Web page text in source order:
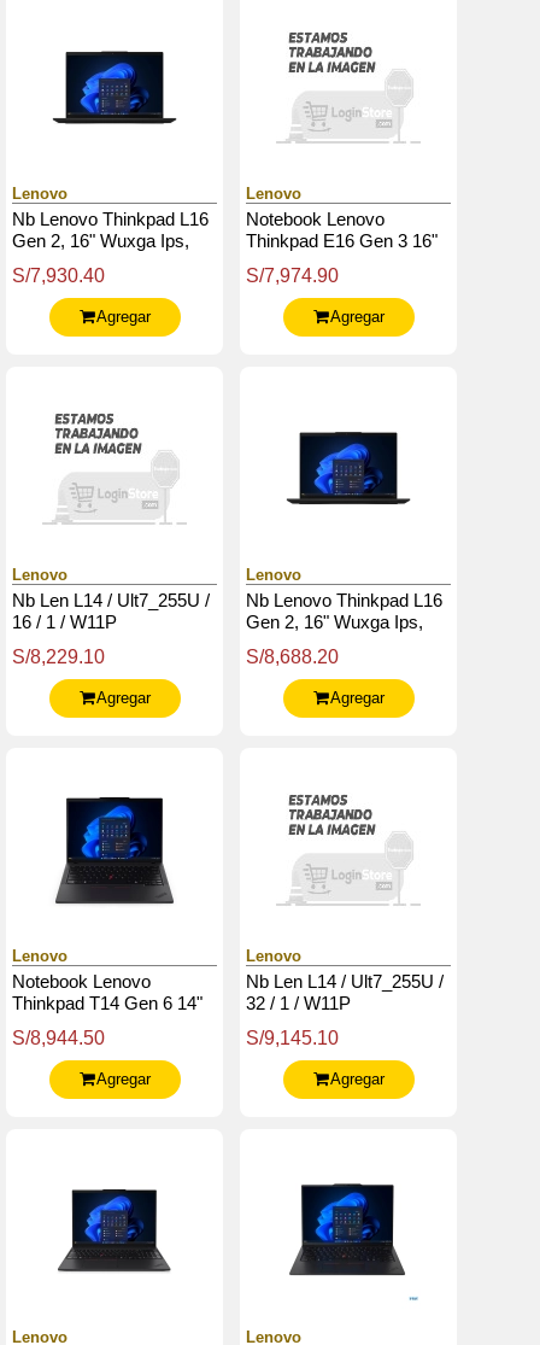
Lenovo
Nb Lenovo Thinkpad L16
Gen 2, 16" Wuxga Ips,
60Hz, 16Gb Ddr5-
5600Mhz
S/7,930.40
Agregar
Lenovo
Notebook Lenovo
Thinkpad E16 Gen 3 16"
255H Hasta 5.1Ghz,
32Gb Ddr5
S/7,974.90
Agregar
Lenovo
Nb Len L14 / Ult7_255U /
16 / 1 / W11P
S/8,229.10
Agregar
Lenovo
Nb Lenovo Thinkpad L16
Gen 2, 16" Wuxga Ips,
32Gb Ddr5-5600, 1Tb
S/8,688.20
Agregar
Lenovo
Notebook Lenovo
Thinkpad T14 Gen 6 14"
255U Hasta 5.2Ghz,
16Gb Ddr5
S/8,944.50
Agregar
Lenovo
Nb Len L14 / Ult7_255U /
32 / 1 / W11P
S/9,145.10
Agregar
Lenovo Lenovo